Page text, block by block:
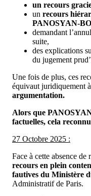
un recours
un recours
PANOSYAN-
demandant
suite,
des explications
du jugement
Une fois de plus, ces
équivaut juridiquement
argumentation.
Alors que
factuelles, cela
27 Octobre 2025 :
Face à cette absence
recours en plein
fautives du Ministère
Administratif de Paris.